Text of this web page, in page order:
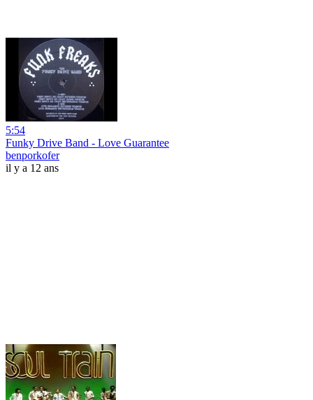
5:54
Funky Drive Band - Love Guarantee
benporkofer
il y a 12 ans